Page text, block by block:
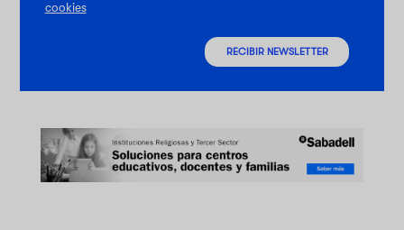
cookies
RECIBIR NEWSLETTER